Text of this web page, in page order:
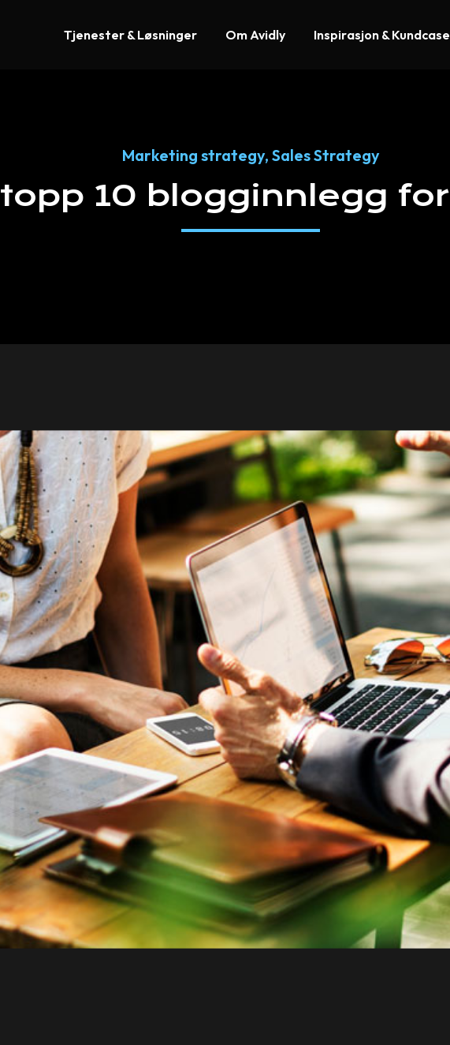
Tjenester & Løsninger Om Avidly Inspirasjon & Kundcase
Marketing strategy, Sales Strategy
topp 10 blogginnlegg for